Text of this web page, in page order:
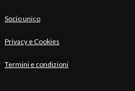
Socio unico
Privacy e Cookies
Termini e condizioni